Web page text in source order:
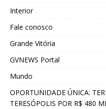
Interior
Fale conosco
Grande Vitória
GVNEWS Portal
Mundo
OPORTUNIDADE ÚNICA:
TERESÓPOLIS POR R$ 480